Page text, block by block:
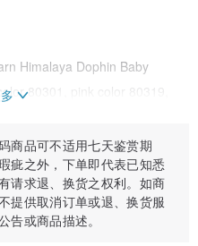
Himalaya Dophin Baby
80301, pink color 80319,
yarn for muzzle (or Yarnart
sewing the legs;
商品可不适用七天鉴赏期
疵之外，下单即代表已知悉
请求退、换货之权利。如商
提供取消订单或退、换货服
告或商品描述。